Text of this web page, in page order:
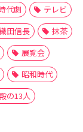
代劇
テレビ
田信長
抹茶
展覧会
昭和時代
の13人